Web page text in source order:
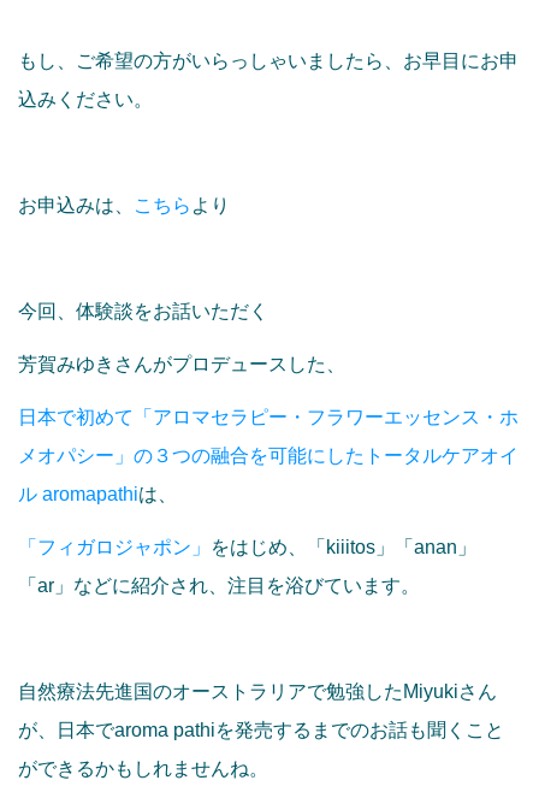
もし、ご希望の方がいらっしゃいましたら、お早目にお申
込みください。
お申込みは、 こちら より
今回、体験談をお話いただく
芳賀みゆきさんがプロデュースした、
日本で初めて「アロマセラピー・フラワーエッセンス・ホ
メオパシー」の３つの融合を可能にしたトータルケアオイ
ル aromapathiは、
「フィガロジャポン」
をはじめ、「kiiitos」「anan」
「ar」などに紹介され、注目を浴びています。
自然療法先進国のオーストラリアで勉強したMiyukiさん
が、日本でaroma pathiを発売するまでのお話も聞くこと
ができるかもしれませんね。